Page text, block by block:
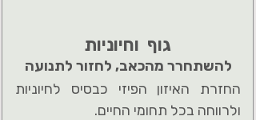
גוף וחיוניות
להשתחרר מהכאב, לחזור לתנועה
החזרת האיזון הפיזי כבסיס לחיוניות
ולרווחה בכל תחומי החיים.